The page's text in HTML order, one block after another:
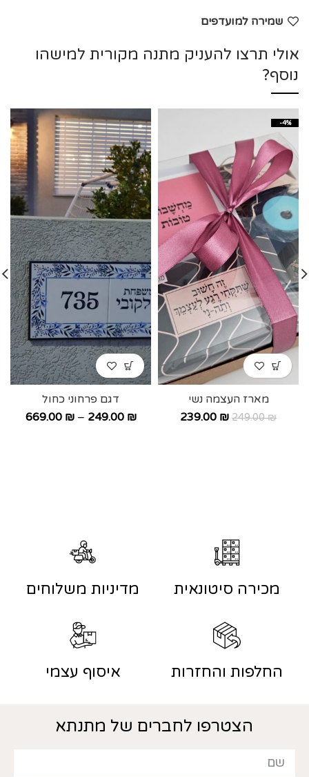
שמירה למועדפים
אולי תרצו להעניק מתנה מקורית למישהו
נוסף?
-4%
מארז העצמה נשי
249.00₪
239.00 ₪
דגם פרחוני כחול
249.00 ₪
–
669.00 ₪
מכירה סיטונאית מדיניות משלוחים
החלפות והחזרות איסוף עצמי
הצטרפו לחברים של מתנתא